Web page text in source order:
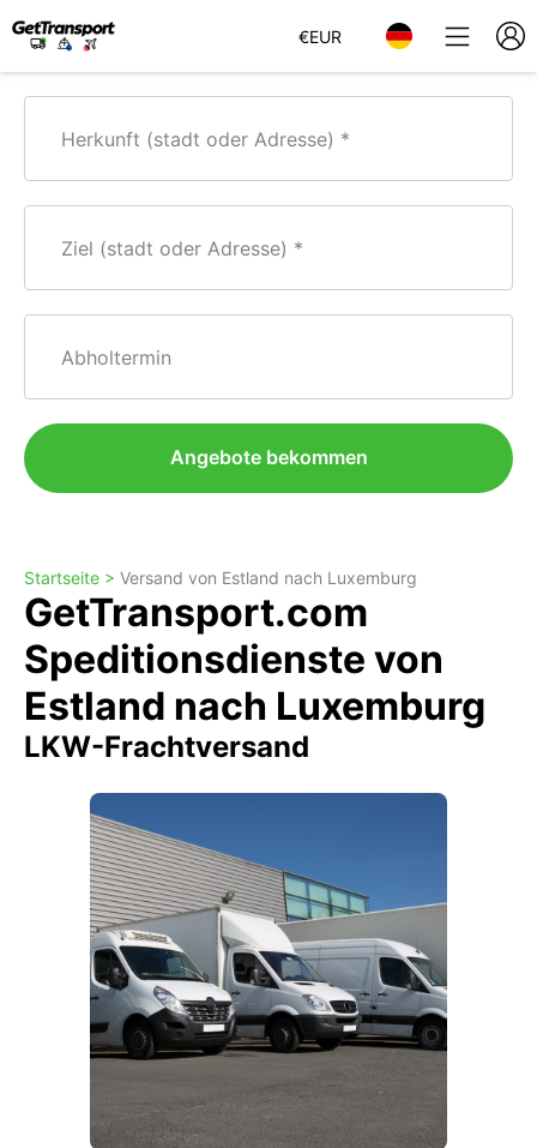
€EUR
Herkunft (stadt oder Adresse)
Ziel (stadt oder Adresse)
Abholtermin
Angebote bekommen
Startseite > Versand von Estland nach Luxemburg
GetTransport.com
Speditionsdienste von
Estland nach Luxemburg
LKW-Frachtversand